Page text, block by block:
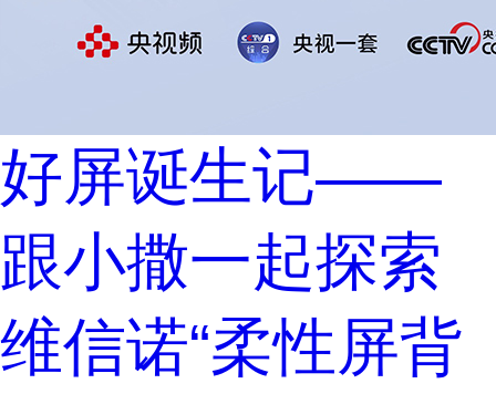
好屏诞生记——
跟小撒一起探索
维信诺“柔性屏背